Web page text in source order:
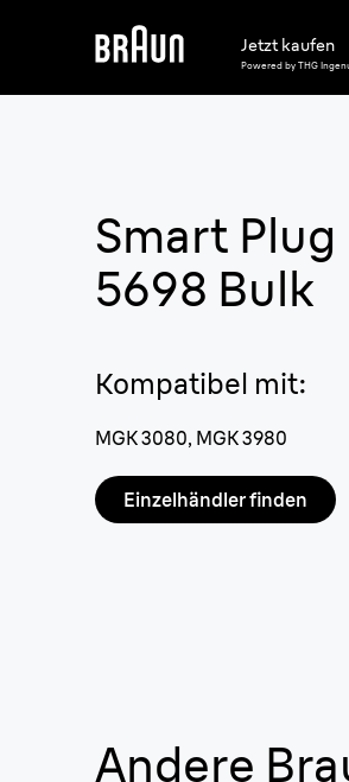
Jetzt kaufen
Powered by THG
Smart
5698 Bulk
Kompatibel mit:
MGK 3080, MGK 3980
Einzelhändler finden
Andere